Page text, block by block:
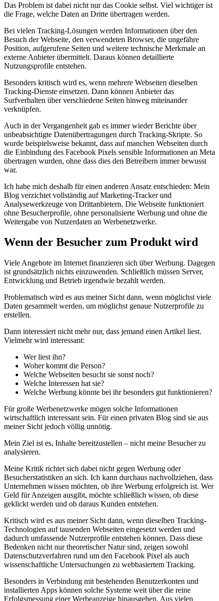
Das Problem ist dabei nicht nur das Cookie selbst. Viel wichtiger ist
die Frage, welche Daten an Dritte übertragen werden.
Bei vielen Tracking-Lösungen werden Informationen über den
Besuch der Webseite, den verwendeten Browser, die ungefähre
Position, aufgerufene Seiten und weitere technische Merkmale an
externe Anbieter übermittelt. Daraus können detaillierte
Nutzungsprofile entstehen.
Besonders kritisch wird es, wenn mehrere Webseiten dieselben
Tracking-Dienste einsetzen. Dann können Anbieter das
Surfverhalten über verschiedene Seiten hinweg miteinander
verknüpfen.
Auch in der Vergangenheit gab es immer wieder Berichte über
unbeabsichtigte Datenübertragungen durch Tracking-Skripte. So
wurde beispielsweise bekannt, dass auf manchen Webseiten durch
die Einbindung des Facebook Pixels sensible Informationen an Meta
übertragen wurden, ohne dass dies den Betreibern immer bewusst
war.
Ich habe mich deshalb für einen anderen Ansatz entschieden: Mein
Blog verzichtet vollständig auf Marketing-Tracker und
Analysewerkzeuge von Drittanbietern. Die Webseite funktioniert
ohne Besucherprofile, ohne personalisierte Werbung und ohne die
Weitergabe von Nutzerdaten an Werbenetzwerke.
Wenn der Besucher zum Produkt wird
Viele Angebote im Internet finanzieren sich über Werbung. Dagegen
ist grundsätzlich nichts einzuwenden. Schließlich müssen Server,
Entwicklung und Betrieb irgendwie bezahlt werden.
Problematisch wird es aus meiner Sicht dann, wenn möglichst viele
Daten gesammelt werden, um möglichst genaue Nutzerprofile zu
erstellen.
Dann interessiert nicht mehr nur, dass jemand einen Artikel liest.
Vielmehr wird interessant:
Wer liest ihn?
Woher kommt die Person?
Welche Webseiten besucht sie sonst noch?
Welche Interessen hat sie?
Welche Werbung könnte bei ihr besonders gut funktionieren?
Für große Werbenetzwerke mögen solche Informationen
wirtschaftlich interessant sein. Für einen privaten Blog sind sie aus
meiner Sicht jedoch völlig unnötig.
Mein Ziel ist es, Inhalte bereitzustellen – nicht meine Besucher zu
analysieren.
Meine Kritik richtet sich dabei nicht gegen Werbung oder
Besucherstatistiken an sich. Ich kann durchaus nachvollziehen, dass
Unternehmen wissen möchten, ob ihre Werbung erfolgreich ist. Wer
Geld für Anzeigen ausgibt, möchte schließlich wissen, ob diese
geklickt werden und ob daraus Kunden entstehen.
Kritisch wird es aus meiner Sicht dann, wenn dieselben Tracking-
Technologien auf tausenden Webseiten eingesetzt werden und
dadurch umfassende Nutzerprofile entstehen können. Dass diese
Bedenken nicht nur theoretischer Natur sind, zeigen sowohl
Datenschutzverfahren rund um den Facebook Pixel als auch
wissenschaftliche Untersuchungen zu webbasiertem Tracking.
Besonders in Verbindung mit bestehenden Benutzerkonten und
installierten Apps können solche Systeme weit über die reine
Erfolgsmessung einer Werbeanzeige hinausgehen. Aus vielen